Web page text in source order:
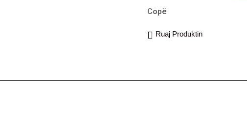
Copë
Ruaj Produktin